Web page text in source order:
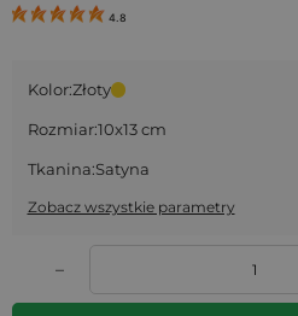
4.8
Kolor:Złoty
Rozmiar:10x13 cm
Tkanina:Satyna
Zobacz wszystkie parametry
–